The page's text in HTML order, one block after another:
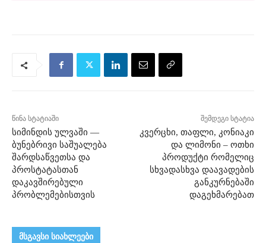
წინა სტატიაში
სიმინდის ულვაში —
ბუნებრივი საშუალება
შარდსაწვეთსა და
პროსტატასთან
დაკავშირებული
პრობლემებისთვის
შემდეგი სტატია
კვერცხი, თაფლი, კონიაკი
და ლიმონი – ოთხი
პროდუქტი რომელიც
სხვადასხვა დაავადების
განკურნებაში
დაგეხმარებათ
მსგავსი სიახლეები